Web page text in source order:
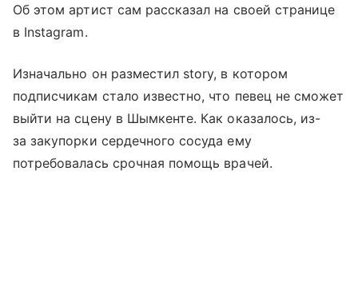
Об этом артист сам рассказал на своей странице
в Instagram.
Изначально он разместил story, в котором
подписчикам стало известно, что певец не сможет
выйти на сцену в Шымкенте. Как оказалось, из-
за закупорки сердечного сосуда ему
потребовалась срочная помощь врачей.